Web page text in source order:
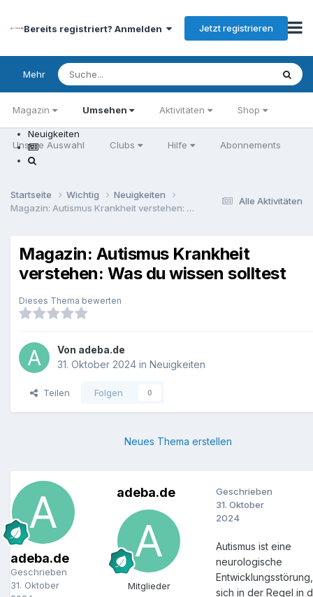
Bereits registriert? Anmelden Jetzt registrieren
Mehr
Magazin Umsehen Aktivitäten Shop
Unsere Auswahl Clubs Hilfe Abonnements
Neuigkeiten
Alle Aktivitäten
Startseite Wichtig
Neuigkeiten
Magazin: Autismus Krankheit verstehen: Was du wissen solltest
Magazin: Autismus Krankheit
verstehen: Was du wissen solltest
Dieses Thema bewerten
Von adeba.de
31. Oktober 2024 in Neuigkeiten
Teilen Folgen 0
Neues Thema erstellen
adeba.de
Geschrieben
31. Oktober
adeba.de
Mitglieder
Geschrieben
31. Oktober
2024
Autismus ist eine
neurologische
sich in der Regel in